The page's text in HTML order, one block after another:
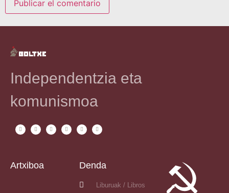
Independentzia eta
komunismoa
Artxiboa Denda
Liburuak / Libros